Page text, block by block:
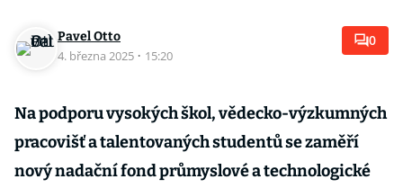
Pavel Otto
4. března 2025 · 15:20
0
Na podporu vysokých škol, vědecko-výzkumných
pracovišť a talentovaných studentů se zaměří
nový nadační fond průmyslové a technologické